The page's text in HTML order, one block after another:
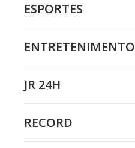
ESPORTES
ENTRETENIMENTO
JR 24H
RECORD